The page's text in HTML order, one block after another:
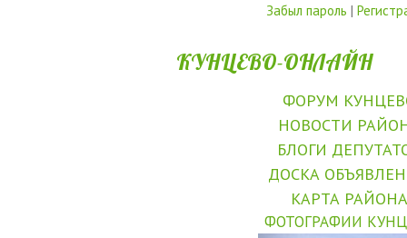
Забыл пароль |
КУНЦЕВО-ОНЛАЙН
ФОРУМ
НОВОСТИ
БЛОГИ
ДОСКА
КАРТА РАЙОНА
ФОТОГРАФИИ